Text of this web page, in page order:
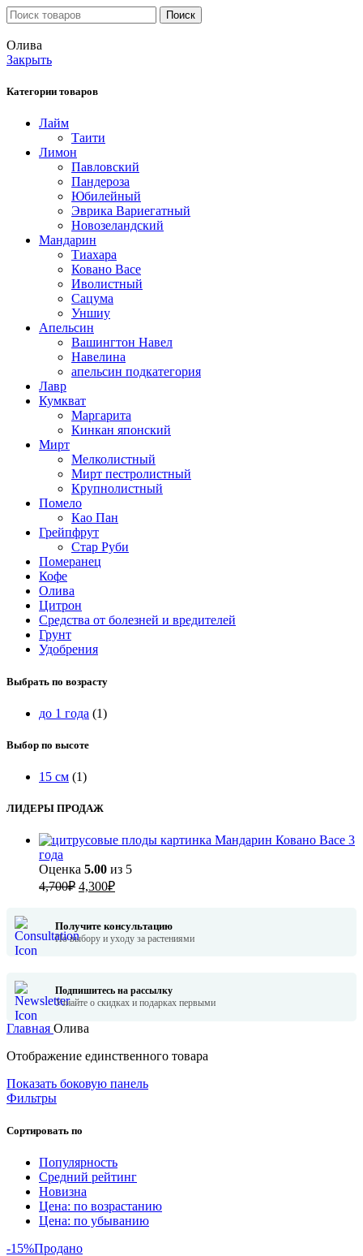
Поиск
Олива
Закрыть
Категории товаров
Лайм
Таити
Лимон
Павловский
Пандероза
Юбилейный
Эврика Вариегатный
Новозеландский
Мандарин
Тиахара
Ковано Васе
Иволистный
Сацума
Уншиу
Апельсин
Вашингтон Навел
Навелина
апельсин подкатегория
Лавр
Кумкват
Маргарита
Кинкан японский
Мирт
Мелколистный
Мирт пестролистный
Крупнолистный
Помело
Као Пан
Грейпфрут
Стар Руби
Померанец
Кофе
Олива
Цитрон
Средства от болезней и вредителей
Грунт
Удобрения
Выбрать по возрасту
до 1 года (1)
Выбор по высоте
15 см (1)
ЛИДЕРЫ ПРОДАЖ
Мандарин Ковано Васе 3
года
Оценка 5.00 из 5
4,700₽ Первоначальная
4,700₽.
4,300₽Текущая
Получите консультацию
По выбору и уходу за растениями
Подпишитесь на рассылку
Узнайте о скидках и подарках первыми
Главная Олива
Отображение единственного товара
Показать боковую панель
Фильтры
Сортировать по
Популярность
Средний рейтинг
Новизна
Цена: по возрастанию
Цена: по убыванию
-15%Продано